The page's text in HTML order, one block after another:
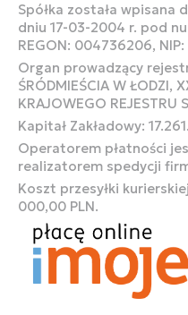
Spółka została
dniu 17-03-2004 r. pod
REGON: 004736206,
Organ prowadzący
ŚRÓDMIEŚCIA W ŁODZI,
KRAJOWEGO REJESTRU
Kapitał Zakładowy:
Operatorem płatności
realizatorem spedycji
Koszt przesyłki
000,00 PLN.